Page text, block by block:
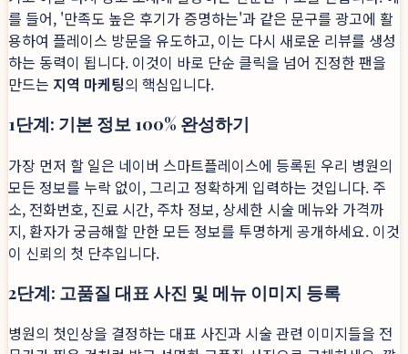
를 들어, '만족도 높은 후기가 증명하는'과 같은 문구를 광고에 활
용하여 플레이스 방문을 유도하고, 이는 다시 새로운 리뷰를 생성
하는 동력이 됩니다. 이것이 바로 단순 클릭을 넘어 진정한 팬을
만드는 지역 마케팅의 핵심입니다.
1단계: 기본 정보 100% 완성하기
가장 먼저 할 일은 네이버 스마트플레이스에 등록된 우리 병원의
모든 정보를 누락 없이, 그리고 정확하게 입력하는 것입니다. 주
소, 전화번호, 진료 시간, 주차 정보, 상세한 시술 메뉴와 가격까
지, 환자가 궁금해할 만한 모든 정보를 투명하게 공개하세요. 이것
이 신뢰의 첫 단추입니다.
2단계: 고품질 대표 사진 및 메뉴 이미지 등록
병원의 첫인상을 결정하는 대표 사진과 시술 관련 이미지들을 전